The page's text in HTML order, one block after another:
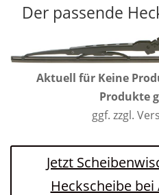
Der passende
Aktuell für Keine
Produkte
ggf. zzgl.
Jetzt
Heckscheibe